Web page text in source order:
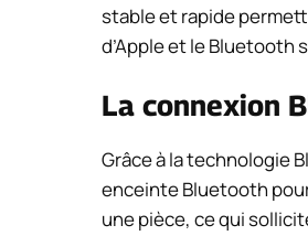
stable et rapide
d’Apple et le Bluetooth
La connexion
Grâce à la technologie
enceinte Bluetooth
une pièce, ce qui